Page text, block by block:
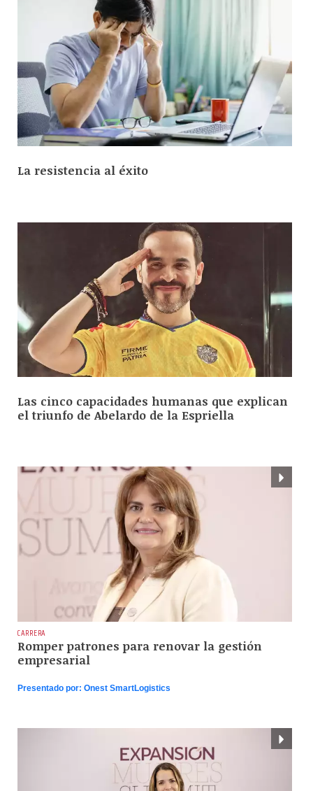
La resistencia al éxito
Las cinco capacidades humanas que explican
el triunfo de Abelardo de la Espriella
CARRERA
Romper patrones para renovar la gestión
empresarial
Presentado por: Onest SmartLogistics